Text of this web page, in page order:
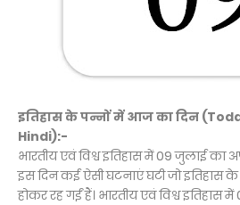
इतिहास के पन्नों में आज का दिन
Hindi):-
भारतीय एवं विश्व इतिहास में 09 जुलाई का
इस दिन कई ऐसी घटनाएं घटी जो इतिहास
होकर रह गईं हैं। भारतीय एवं विश्व इतिहास